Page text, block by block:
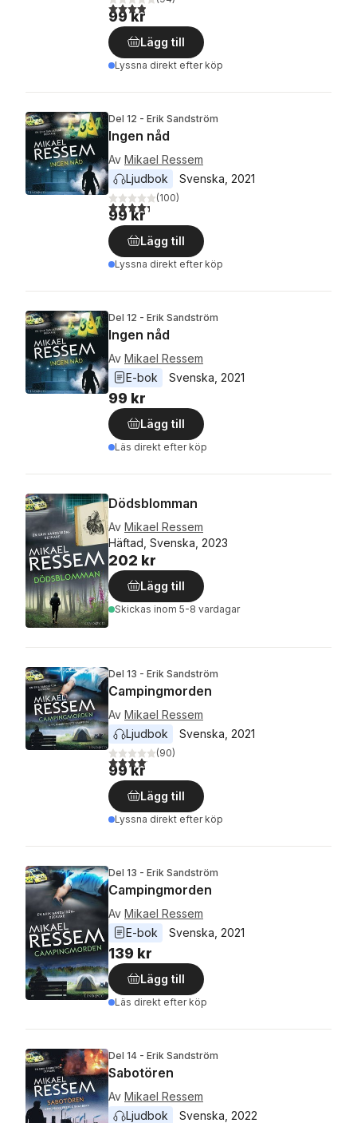
3,9utav 5 stjärnor. Totalt antal röster:
99 kr
Lägg till
Lyssna direkt efter köp
Del 12 - Erik Sandström
Ingen nåd
Av Mikael Ressem
Ljudbok
Svenska 2021
4,3utav 5 stjärnor. Totalt antal röster:
(100)
99 kr
Lägg till
Lyssna direkt efter köp
Del 12 - Erik Sandström
Ingen nåd
Av Mikael Ressem
E-bok
Svenska 2021
99 kr
Lägg till
Läs direkt efter köp
Dödsblomman
Av Mikael Ressem
Häftad, Svenska, 2023
202 kr
Lägg till
Skickas inom 5-8 vardagar
Del 13 - Erik Sandström
Campingmorden
Av Mikael Ressem
Ljudbok
Svenska 2021
4,1utav 5 stjärnor. Totalt antal röster:
(90)
99 kr
Lägg till
Lyssna direkt efter köp
Del 13 - Erik Sandström
Campingmorden
Av Mikael Ressem
E-bok
Svenska 2021
139 kr
Lägg till
Läs direkt efter köp
Del 14 - Erik Sandström
Sabotören
Av Mikael Ressem
Ljudbok
Svenska 2022